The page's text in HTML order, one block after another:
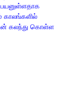
பயனுள்ளதாக
காலங்களில்
கலந்து கொள்ள